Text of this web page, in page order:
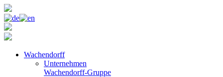
Wachendorff
Unternehmen
Wachendorff-Gruppe